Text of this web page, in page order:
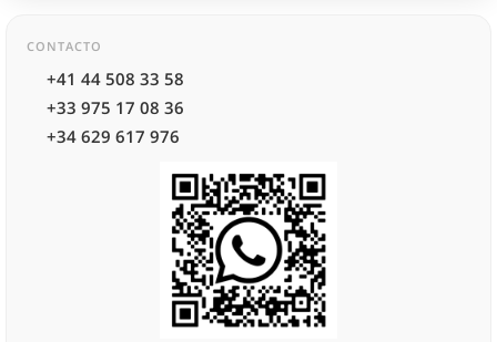
CONTACTO
+41 44 508 33 58
+33 975 17 08 36
+34 629 617 976